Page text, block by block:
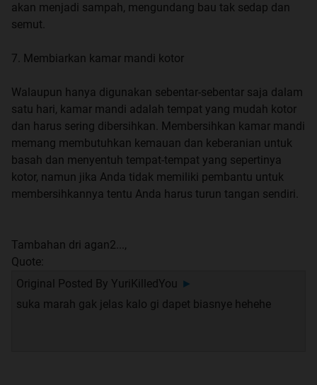
akan menjadi sampah, mengundang bau tak sedap dan
semut.
7. Membiarkan kamar mandi kotor
Walaupun hanya digunakan sebentar-sebentar saja dalam
satu hari, kamar mandi adalah tempat yang mudah kotor
dan harus sering dibersihkan. Membersihkan kamar mandi
memang membutuhkan kemauan dan keberanian untuk
basah dan menyentuh tempat-tempat yang sepertinya
kotor, namun jika Anda tidak memiliki pembantu untuk
membersihkannya tentu Anda harus turun tangan sendiri.
Tambahan dri agan2...,
Quote:
Original Posted By YuriKilledYou ►
suka marah gak jelas kalo gi dapet biasnye hehehe